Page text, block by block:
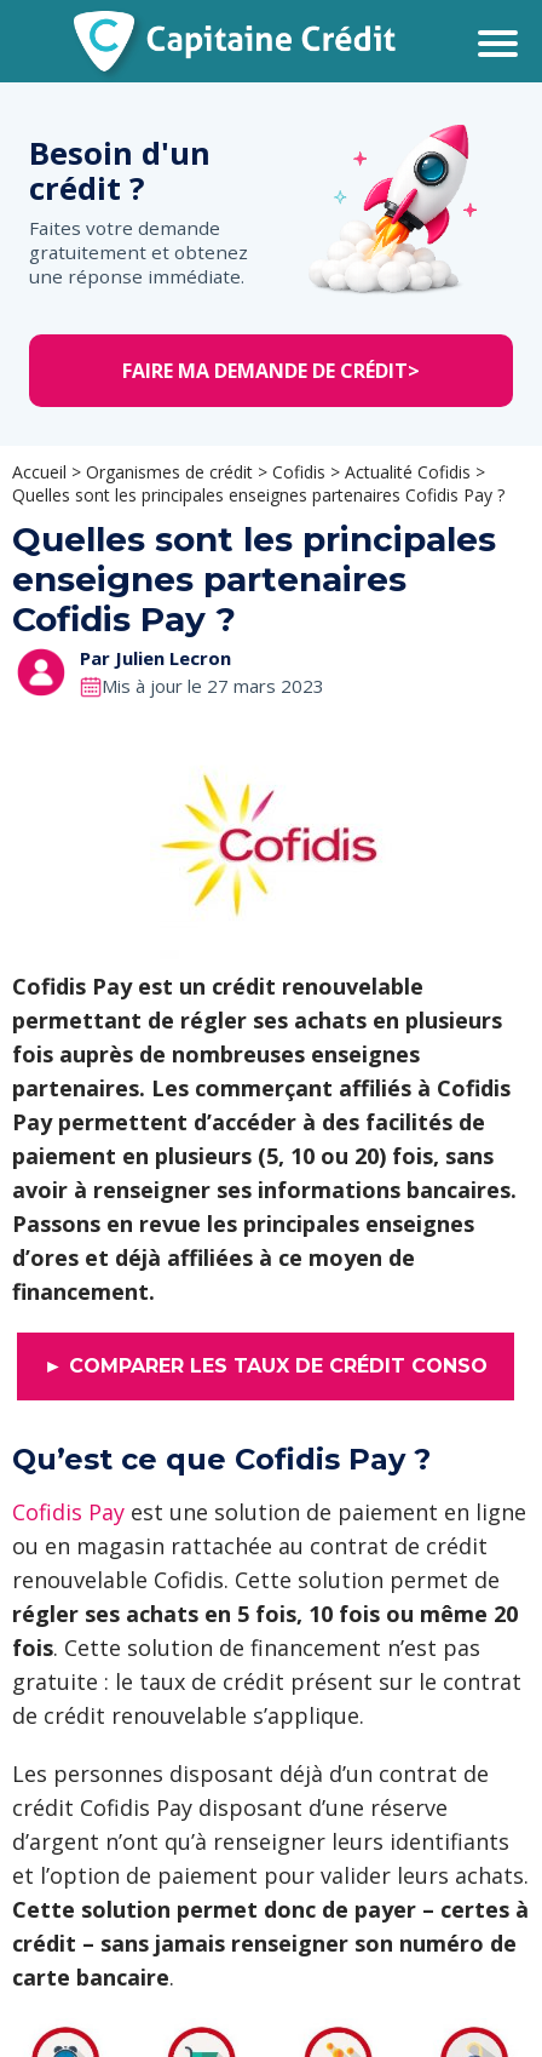
Besoin d'un
crédit ?
Faites votre demande
gratuitement et obtenez
une réponse immédiate.
FAIRE MA DEMANDE DE CRÉDIT>
Accueil > Organismes de crédit > Cofidis > Actualité Cofidis >
Quelles sont les principales enseignes partenaires Cofidis Pay ?
Quelles sont les principales
enseignes partenaires
Cofidis Pay ?
Par Julien Lecron
Mis à jour le 27 mars 2023
Cofidis Pay est un crédit renouvelable
permettant de régler ses achats en plusieurs
fois auprès de nombreuses enseignes
partenaires. Les commerçant affiliés à Cofidis
Pay permettent d’accéder à des facilités de
paiement en plusieurs (5, 10 ou 20) fois, sans
avoir à renseigner ses informations bancaires.
Passons en revue les principales enseignes
d’ores et déjà affiliées à ce moyen de
financement.
► COMPARER LES TAUX DE CRÉDIT CONSO
Qu’est ce que Cofidis Pay ?
Cofidis Pay est une solution de paiement en ligne
ou en magasin rattachée au contrat de crédit
renouvelable Cofidis. Cette solution permet de
régler ses achats en 5 fois, 10 fois ou même 20
fois. Cette solution de financement n’est pas
gratuite : le taux de crédit présent sur le contrat
de crédit renouvelable s’applique.
Les personnes disposant déjà d’un contrat de
crédit Cofidis Pay disposant d’une réserve
d’argent n’ont qu’à renseigner leurs identifiants
et l’option de paiement pour valider leurs achats.
Cette solution permet donc de payer – certes à
crédit – sans jamais renseigner son numéro de
carte bancaire.